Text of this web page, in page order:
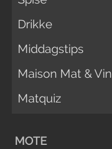
Drikke
Middagstips
Maison Mat & Vin
Matquiz
MOTE